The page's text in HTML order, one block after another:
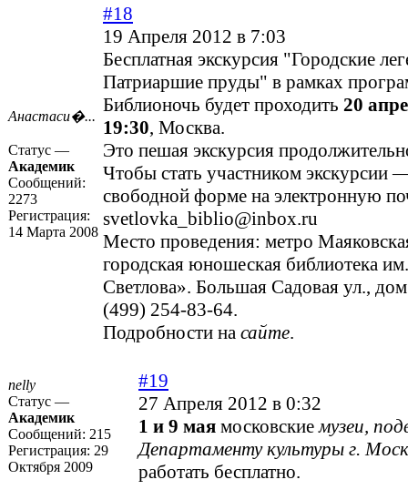
Анастаси�...
Статус —
Академик
Сообщений:
2273
Регистрация:
14 Марта 2008
#18
19 Апреля 2012 в 7:03
Бесплатная экскурсия "Городские
Патриаршие пруды" в рамках
Библионочь будет проходить 20
19:30, Москва.
Это пешая экскурсия
Чтобы стать участником экскурсии
свободной форме на электронную
svetlovka_biblio@inbox.ru
Место проведения: метро
городская юношеская библиотека
Светлова». Большая Садовая ул.,
(499) 254-83-64.
Подробности на сайте.
nelly
Статус —
Академик
Сообщений: 215
Регистрация: 29
Октября 2009
#19
27 Апреля 2012 в 0:32
1 и 9 мая московскиемузеи,
Департаменту культуры г.
работать бесплатно.